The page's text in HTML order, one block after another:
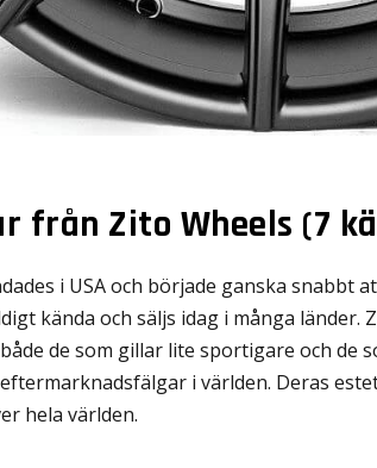
från Zito Wheels (7
i USA och började ganska snabbt
kända och säljs idag i många
de som gillar lite sportigare och de
i världen. Deras
hela världen.